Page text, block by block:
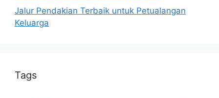
Jalur Pendakian Terbaik untuk Petualangan
Keluarga
Tags